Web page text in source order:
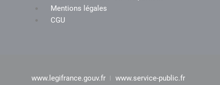
Mentions légales
CGU
www.legifrance.gouv.fr
www.service-public.fr